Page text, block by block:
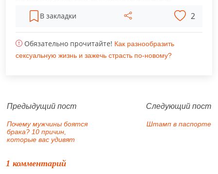
В закладки 2
Обязательно прочитайте! Как разнообразить
сексуальную жизнь и зажечь страсть по-новому?
Предыдущий пост
Почему мужчины боятся
брака? 10 причин,
которые вас удивят
Следующий пост
Штамп в паспорте
1 комментарий